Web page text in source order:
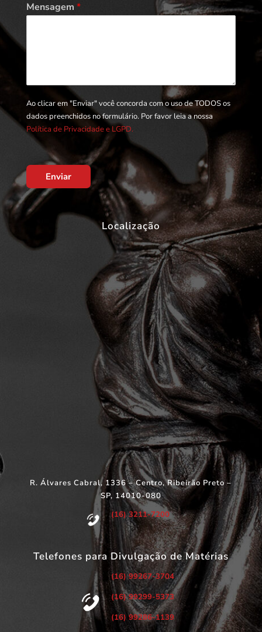
Mensagem *
Ao clicar em "Enviar" você concorda com o uso de TODOS os
dados preenchidos no formulário. Por favor leia a nossa
Política de Privacidade e LGPD.
Enviar
Localização
R. Álvares Cabral, 1336 – Centro, Ribeirão Preto –
SP, 14010-080
(16) 3211-7200
Telefones para Divulgação de Matérias
(16) 99267-3704
(16) 99299-5373
(16) 99286-1139